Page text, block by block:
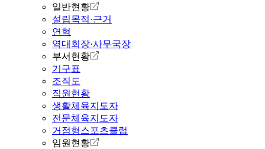
일반현황
설립목적·근거
연혁
역대회장·사무국장
부서현황
기구표
조직도
직원현황
생활체육지도자
전문체육지도자
거점형스포츠클럽
임원현황